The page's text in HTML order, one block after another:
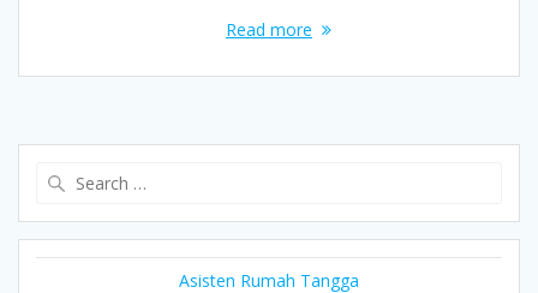
Read more
Asisten Rumah Tangga